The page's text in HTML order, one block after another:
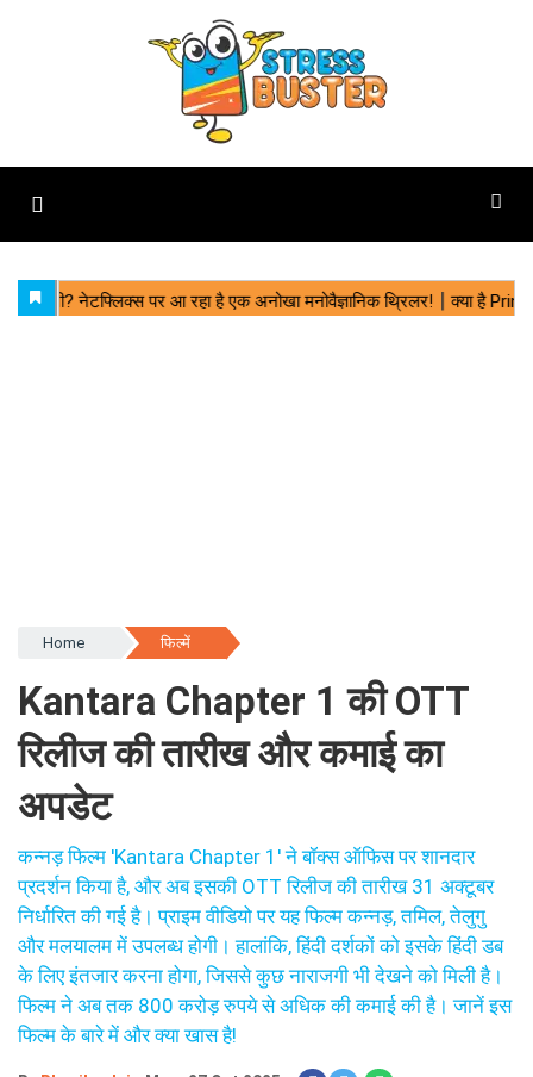
Kantara Chapter 1 की OTT
रिलीज की तारीख और कमाई का
अपडेट
कन्नड़ फिल्म 'Kantara Chapter 1' ने बॉक्स ऑफिस पर शानदार
प्रदर्शन किया है, और अब इसकी OTT रिलीज की तारीख 31 अक्टूबर
निर्धारित की गई है। प्राइम वीडियो पर यह फिल्म कन्नड़, तमिल, तेलुगु
और मलयालम में उपलब्ध होगी। हालांकि, हिंदी दर्शकों को इसके हिंदी डब
के लिए इंतजार करना होगा, जिससे कुछ नाराजगी भी देखने को मिली है।
फिल्म ने अब तक 800 करोड़ रुपये से अधिक की कमाई की है। जानें इस
फिल्म के बारे में और क्या खास है!